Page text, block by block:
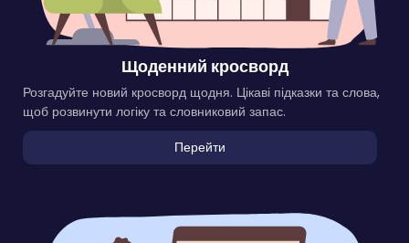
Щоденний кросворд
Розгадуйте новий кросворд щодня. Цікаві підказки та слова,
щоб розвинути логіку та словниковий запас.
Перейти